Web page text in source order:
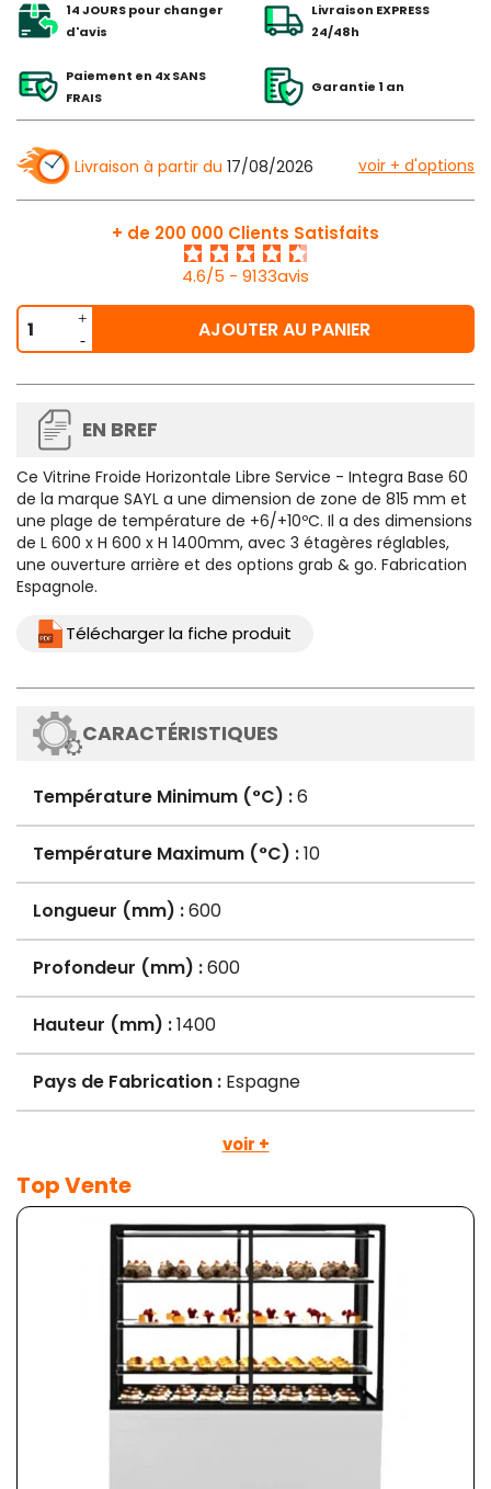
14 JOURS pour changer
d'avis
Livraison EXPRESS
24/48h
Paiement en 4x SANS
FRAIS
Garantie 1 an
Livraison à partir du 17/08/2026 voir + d'options
+ de 200 000 Clients Satisfaits
4.6/5 - 9133avis
AJOUTER AU PANIER
EN BREF
Ce Vitrine Froide Horizontale Libre Service - Integra Base 60
de la marque SAYL a une dimension de zone de 815 mm et
une plage de température de +6/+10ºC. Il a des dimensions
de L 600 x H 600 x H 1400mm, avec 3 étagères réglables,
une ouverture arrière et des options grab & go. Fabrication
Espagnole.
Télécharger la fiche produit
CARACTÉRISTIQUES
Température Minimum (°C) :6
Température Maximum (°C) :10
Longueur (mm) :600
Profondeur (mm) :600
Hauteur (mm) :1400
Pays de Fabrication : Espagne
voir +
Top Vente